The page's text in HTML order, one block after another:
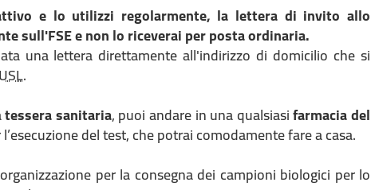
e lo utilizzi regolarmente, la lettera di invito allo
sull'FSE e non lo riceverai per posta ordinaria.
una lettera direttamente all'indirizzo di domicilio che si
.
tessera sanitaria, puoi andare in una qualsiasifarmacia del
del test, che potrai comodamente fare a casa.
per la consegna dei campioni biologici per lo